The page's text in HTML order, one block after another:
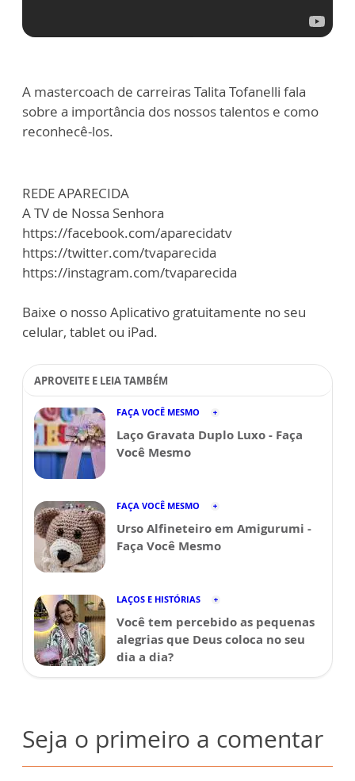
A mastercoach de carreiras Talita Tofanelli fala
sobre a importância dos nossos talentos e como
reconhecê-los.
REDE APARECIDA
A TV de Nossa Senhora
https://facebook.com/aparecidatv
https://twitter.com/tvaparecida
https://instagram.com/tvaparecida
Baixe o nosso Aplicativo gratuitamente no seu
celular, tablet ou iPad.
APROVEITE E LEIA TAMBÉM
FAÇA VOCÊ MESMO
Laço Gravata Duplo Luxo - Faça
Você Mesmo
FAÇA VOCÊ MESMO
Urso Alfineteiro em Amigurumi -
Faça Você Mesmo
LAÇOS E HISTÓRIAS
Você tem percebido as pequenas
alegrias que Deus coloca no seu
dia a dia?
Seja o primeiro a comentar